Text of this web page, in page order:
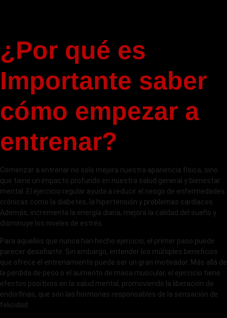
¿Por qué es
Importante saber
cómo empezar a
entrenar?
Comenzar a entrenar no solo mejora nuestra apariencia física, sino
que tiene un impacto profundo en nuestra salud general y bienestar
mental. El ejercicio regular ayuda a reducir el riesgo de enfermedades
crónicas como la diabetes, la hipertensión y problemas cardíacos.
Además, incrementa la energía diaria, mejora la calidad del sueño y
disminuye los niveles de estrés.
Para aquellos que nunca han hecho ejercicio, el primer paso puede
parecer desafiante. Sin embargo, entender los múltiples beneficios
que ofrece el entrenamiento puede ser un gran motivador. Más allá de
la pérdida de peso o el aumento de masa muscular, el ejercicio tiene
efectos positivos en la salud mental, promoviendo la liberación de
endorfinas, que son las hormonas responsables de la sensación de
felicidad.